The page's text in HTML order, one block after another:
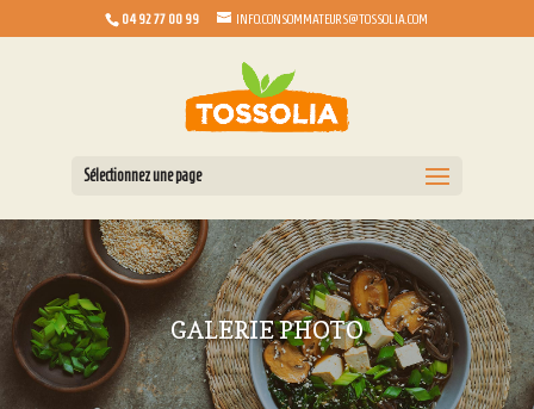
04 92 77 00 99 INFO.CONSOMMATEURS@TOSSOLIA.COM
Sélectionnez une page
GALERIE PHOTO